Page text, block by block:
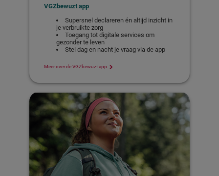
VGZbewuzt app
Supersnel declareren én altijd inzicht in
je verbruikte zorg
Toegang tot digitale services om
gezonder te leven
Stel dag en nacht je vraag via de app
Meer over de VGZbewuzt app